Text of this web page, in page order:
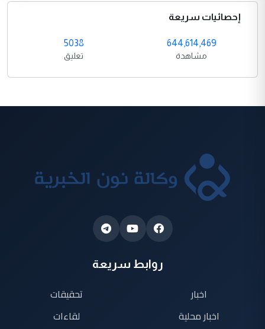
إحصائيات سريعة
644,614,469
مشاهدة
5038
تعليق
روابط سريعة
اخبار
اخبار محلية
تحقيقات
لقاءات